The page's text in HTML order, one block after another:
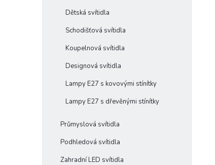
Dětská svítidla
Schodišťová svítidla
Koupelnová svítidla
Designová svítidla
Lampy E27 s kovovými stínítky
Lampy E27 s dřevěnými stínítky
Průmyslová svítidla
Podhledová svítidla
Zahradní LED svítidla